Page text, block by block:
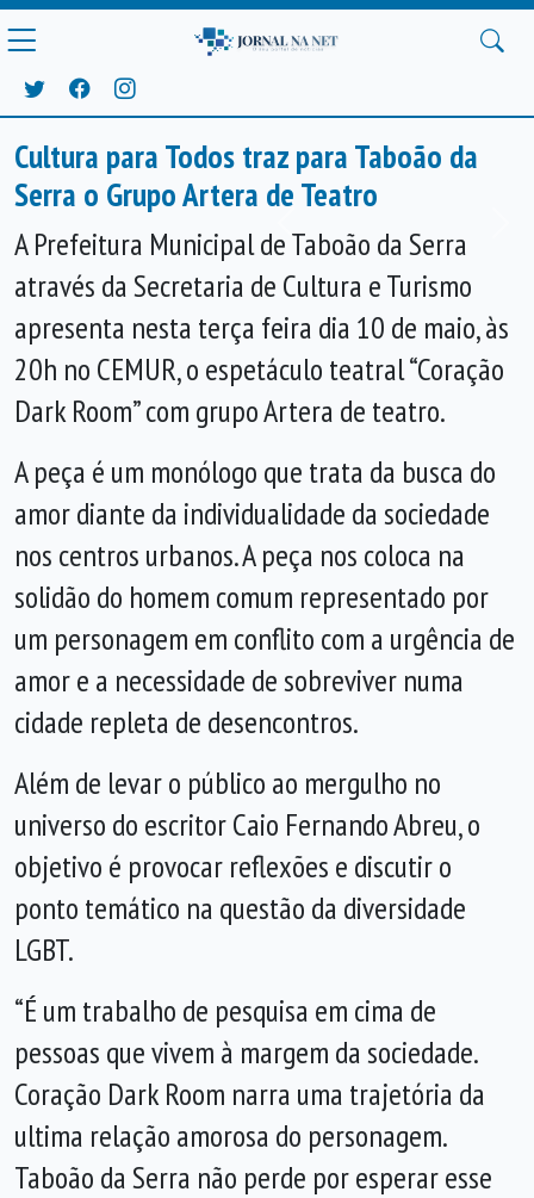
Cultura para Todos traz para Taboão da
Serra o Grupo Artera de Teatro
Anterior
A Prefeitura Municipal de Taboão da Serra
através da Secretaria de Cultura e Turismo
apresenta nesta terça feira dia 10 de maio, às
20h no CEMUR, o espetáculo teatral “Coração
Dark Room” com grupo Artera de teatro.
A peça é um monólogo que trata da busca do
amor diante da individualidade da sociedade
nos centros urbanos. A peça nos coloca na
solidão do homem comum representado por
um personagem em conflito com a urgência de
amor e a necessidade de sobreviver numa
cidade repleta de desencontros.
Além de levar o público ao mergulho no
universo do escritor Caio Fernando Abreu, o
objetivo é provocar reflexões e discutir o
ponto temático na questão da diversidade
LGBT.
“É um trabalho de pesquisa em cima de
pessoas que vivem à margem da sociedade.
Coração Dark Room narra uma trajetória da
ultima relação amorosa do personagem.
Taboão da Serra não perde por esperar esse